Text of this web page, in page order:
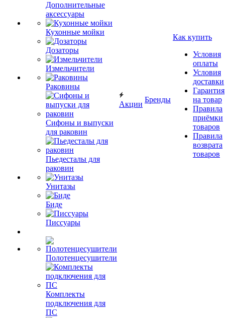
Дополнительные
аксессуары
Кухонные мойки
Дозаторы
Измельчители
Раковины
Сифоны и выпуски
для раковин
Пьедесталы для
раковин
Унитазы
Биде
Писсуары
Полотенцесушители
Комплекты
подключения для
ПС
Акции
Бренды
Как купить
Условия
оплаты
Условия
доставки
Гарантия
на товар
Правила
приёмки
товаров
Правила
возврата
товаров